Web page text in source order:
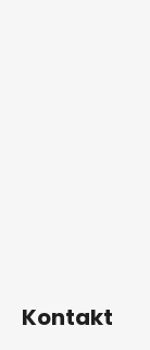
Kontakt